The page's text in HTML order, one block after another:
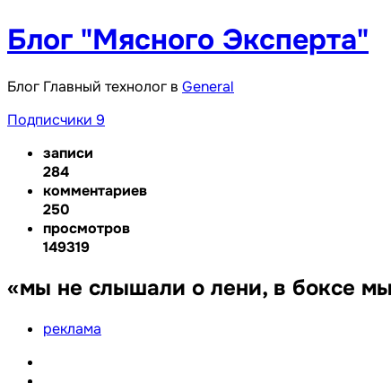
Блог "Мясного Эксперта"
Блог Главный технолог в General
Подписчики 9
записи
284
комментариев
250
просмотров
149319
«мы не слышали о лени, в боксе
реклама